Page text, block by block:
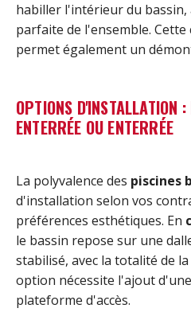
habiller l'intérieur du
parfaite de l'ensemble.
permet également un
OPTIONS D'INSTALLATION
ENTERRÉE OU ENTERRÉE
La polyvalence des piscines
d'installation selon vos
préférences esthétiques. En
le bassin repose sur une
stabilisé, avec la totalité de
option nécessite l'ajout
plateforme d'accès.